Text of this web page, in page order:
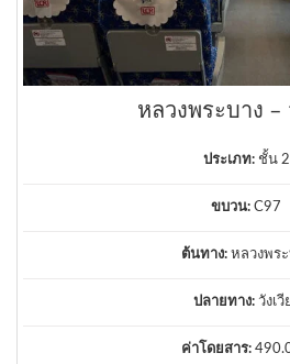
หลวงพระบาง –
ประเภท: ชั้น 2
ขบวน: C97
ต้นทาง: หลวงพระ
ปลายทาง: วังเวี
ค่าโดยสาร: